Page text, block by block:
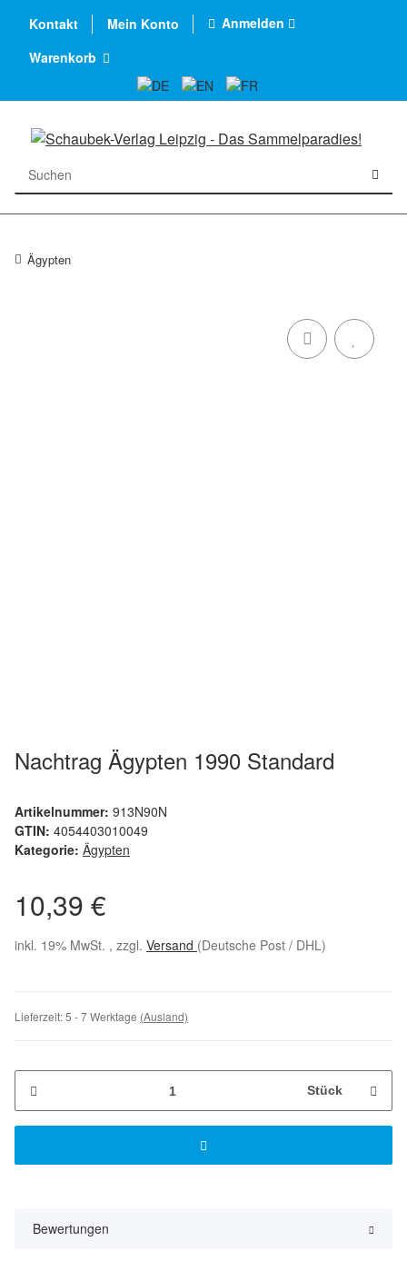
Kontakt Mein Konto
Anmelden
Warenkorb
Ägypten
Nachtrag Ägypten 1990 Standard
Artikelnummer: 913N90N
GTIN: 4054403010049
Kategorie: Ägypten
10,39 €
inkl. 19% MwSt. , zzgl. Versand (Deutsche Post / DHL)
Lieferzeit:5 - 7 Werktage (Ausland)
Stück
Bewertungen